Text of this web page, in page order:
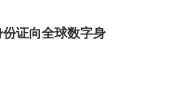
证向全球数字身